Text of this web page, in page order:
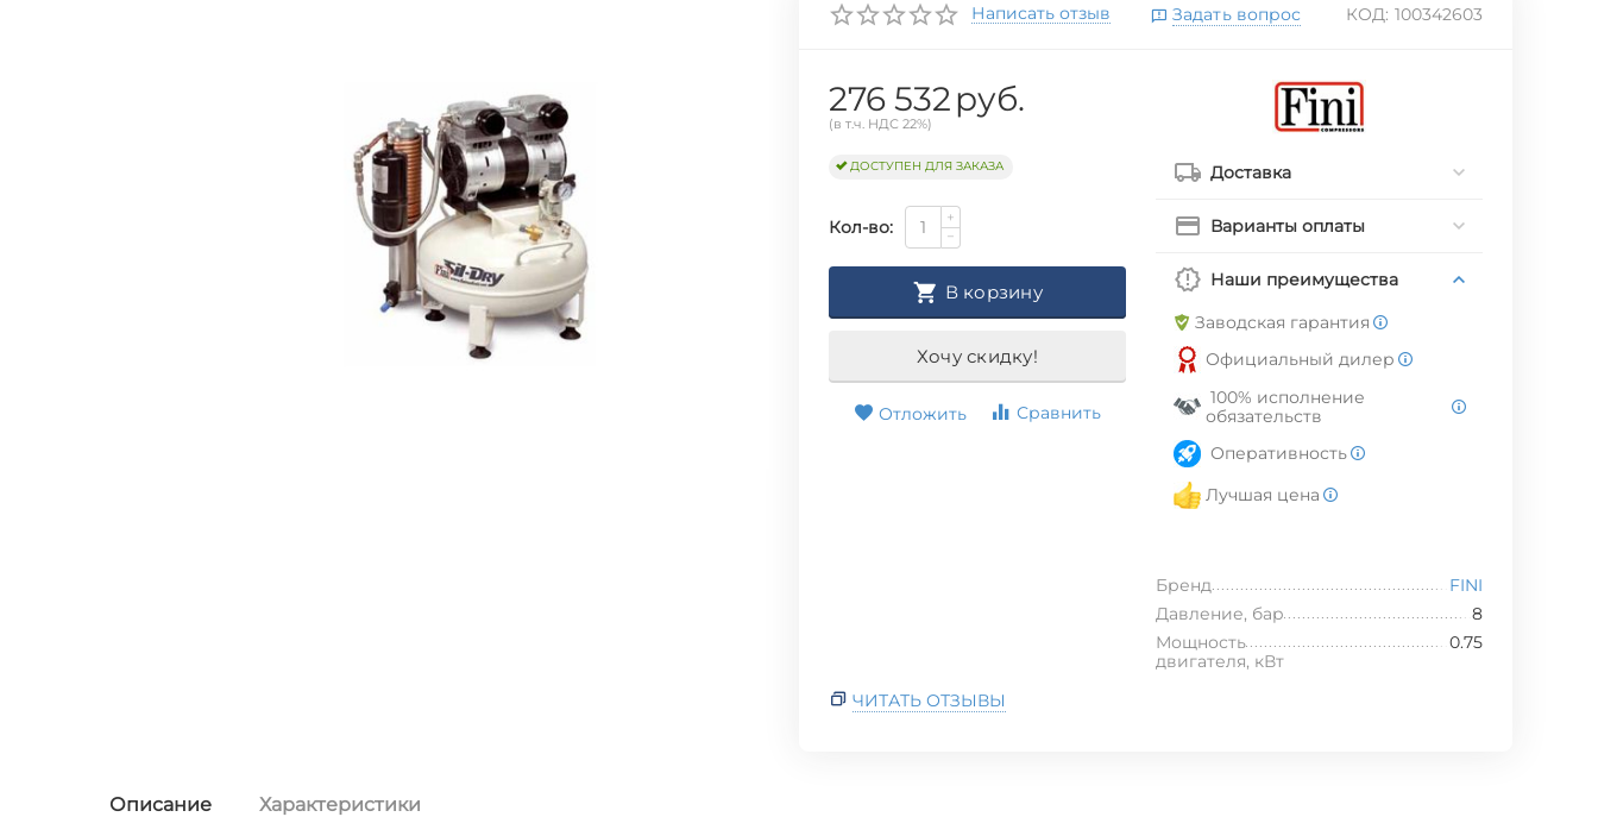
Написать отзыв Задать вопрос КОД: 100342603
276 532руб.
(в т.ч. НДС 22%)
ДОСТУПЕН ДЛЯ ЗАКАЗА
Кол-во:
+
−
В корзину
Хочу скидку!
Отложить Сравнить
Доставка
Варианты оплаты
Наши преимущества
Заводская гарантия
Официальный дилер
100% исполнение
обязательств
Оперативность
Лучшая цена
Бренд
FINI
Давление, бар
8
Мощность
двигателя, кВт
0.75
ЧИТАТЬ ОТЗЫВЫ
Описание Характеристики